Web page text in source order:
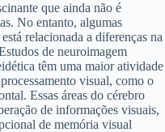
que ainda não é
No entanto, algumas
relacionada a diferenças na
de neuroimagem
têm uma maior atividade
visual, como o
Essas áreas do cérebro
de informações visuais,
de memória visual